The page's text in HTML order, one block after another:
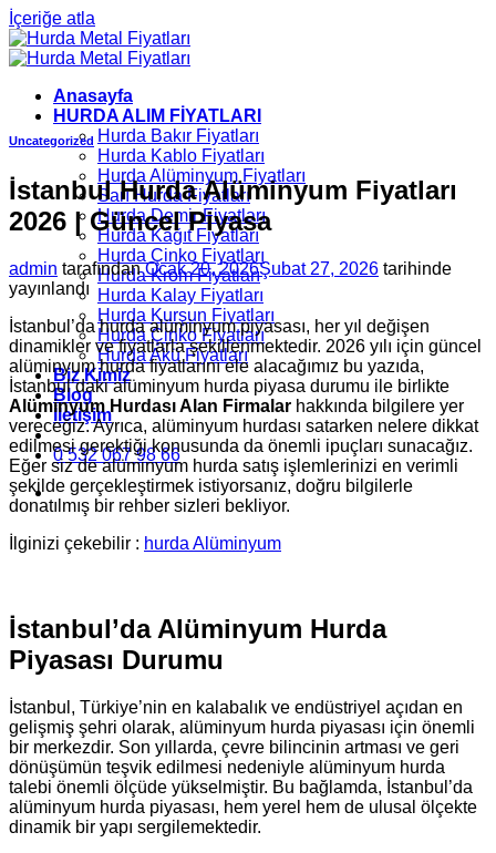
İçeriğe atla
Anasayfa
HURDA ALIM FİYATLARI
Hurda Bakır Fiyatları
Hurda Kablo Fiyatları
Hurda Alüminyum Fiyatları
Sarı Hurda Fiyatları
Hurda Demir Fiyatları
Hurda Kâğıt Fiyatları
Hurda Çinko Fiyatları
Hurda Krom Fiyatları
Hurda Kalay Fiyatları
Hurda Kurşun Fiyatları
Hurda Çinko Fiyatları
Hurda Akü Fiyatları
Biz Kimiz
Blog
İletişim
0 532 067 98 66
Uncategorized
İstanbul Hurda Alüminyum Fiyatları
2026 | Güncel Piyasa
admin tarafından Ocak 20, 2026Şubat 27, 2026 tarihinde
yayınlandı
İstanbul’da hurda alüminyum piyasası, her yıl değişen
dinamikler ve fiyatlarla şekillenmektedir. 2026 yılı için güncel
alüminyum hurda fiyatlarını ele alacağımız bu yazıda,
İstanbul’daki alüminyum hurda piyasa durumu ile birlikte
Alüminyum Hurdası Alan Firmalar hakkında bilgilere yer
vereceğiz. Ayrıca, alüminyum hurdası satarken nelere dikkat
edilmesi gerektiği konusunda da önemli ipuçları sunacağız.
Eğer siz de alüminyum hurda satış işlemlerinizi en verimli
şekilde gerçekleştirmek istiyorsanız, doğru bilgilerle
donatılmış bir rehber sizleri bekliyor.
İlginizi çekebilir : hurda Alüminyum
İstanbul’da Alüminyum Hurda
Piyasası Durumu
İstanbul, Türkiye’nin en kalabalık ve endüstriyel açıdan en
gelişmiş şehri olarak, alüminyum hurda piyasası için önemli
bir merkezdir. Son yıllarda, çevre bilincinin artması ve geri
dönüşümün teşvik edilmesi nedeniyle alüminyum hurda
talebi önemli ölçüde yükselmiştir. Bu bağlamda, İstanbul’da
alüminyum hurda piyasası, hem yerel hem de ulusal ölçekte
dinamik bir yapı sergilemektedir.